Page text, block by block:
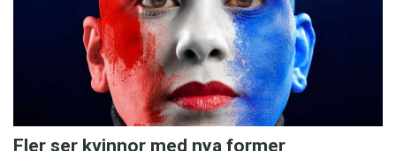
Fler ser kvinnor med nya former